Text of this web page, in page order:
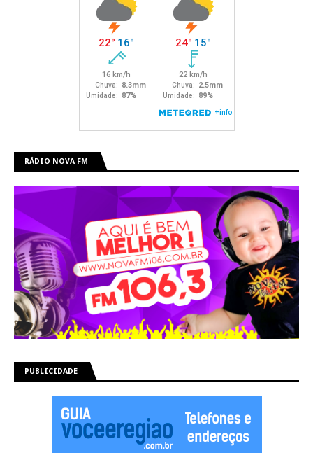
RÁDIO NOVA FM
PUBLICIDADE